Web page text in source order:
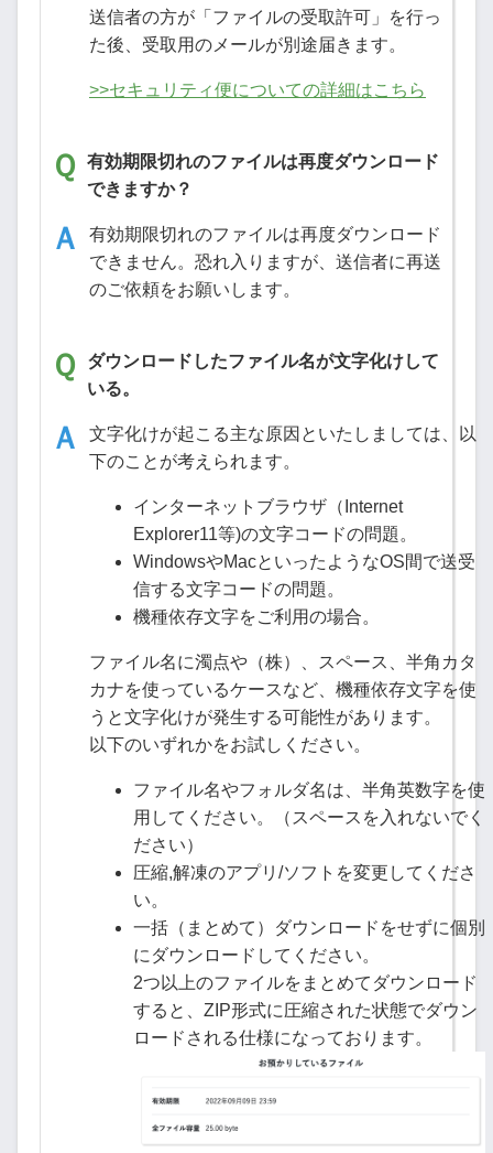
送信者の方が「ファイルの受取許可」を行っ
た後、受取用のメールが別途届きます。
>>セキュリティ便についての詳細はこちら
有効期限切れのファイルは再度ダウンロード
できますか？
有効期限切れのファイルは再度ダウンロード
できません。恐れ入りますが、送信者に再送
のご依頼をお願いします。
ダウンロードしたファイル名が文字化けして
いる。
文字化けが起こる主な原因といたしましては、以
下のことが考えられます。
インターネットブラウザ（Internet
Explorer11等)の文字コードの問題。
WindowsやMacといったようなOS間で送受
信する文字コードの問題。
機種依存文字をご利用の場合。
ファイル名に濁点や（株）、スペース、半角カタ
カナを使っているケースなど、機種依存文字を使
うと文字化けが発生する可能性があります。
以下のいずれかをお試しください。
ファイル名やフォルダ名は、半角英数字を使
用してください。（スペースを入れないでく
ださい）
圧縮,解凍のアプリ/ソフトを変更してくださ
い。
一括（まとめて）ダウンロードをせずに個別
にダウンロードしてください。
2つ以上のファイルをまとめてダウンロード
すると、ZIP形式に圧縮された状態でダウン
ロードされる仕様になっております。